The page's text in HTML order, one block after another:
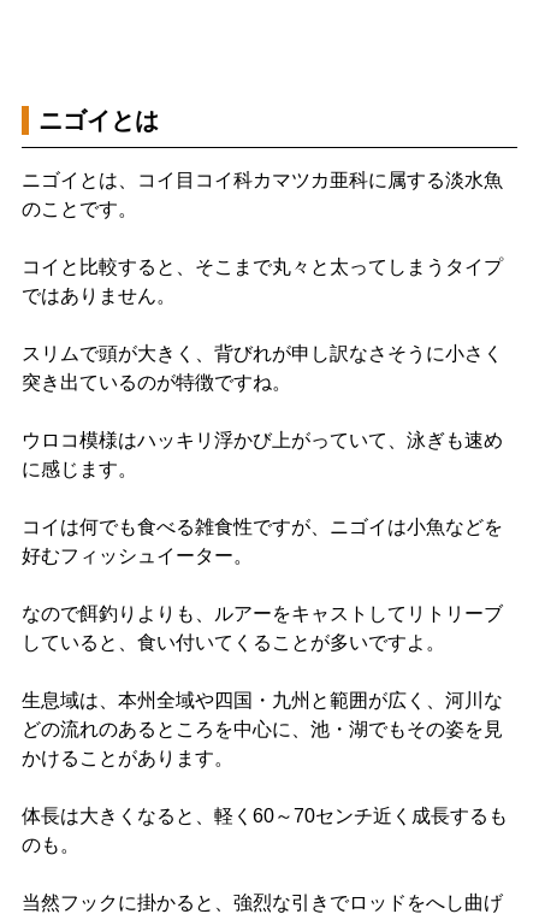
ニゴイとは
ニゴイとは、コイ目コイ科カマツカ亜科に属する淡水魚
のことです。
コイと比較すると、そこまで丸々と太ってしまうタイプ
ではありません。
スリムで頭が大きく、背びれが申し訳なさそうに小さく
突き出ているのが特徴ですね。
ウロコ模様はハッキリ浮かび上がっていて、泳ぎも速め
に感じます。
コイは何でも食べる雑食性ですが、ニゴイは小魚などを
好むフィッシュイーター。
なので餌釣りよりも、ルアーをキャストしてリトリーブ
していると、食い付いてくることが多いですよ。
生息域は、本州全域や四国・九州と範囲が広く、河川な
どの流れのあるところを中心に、池・湖でもその姿を見
かけることがあります。
体長は大きくなると、軽く60～70センチ近く成長するも
のも。
当然フックに掛かると、強烈な引きでロッドをへし曲げ